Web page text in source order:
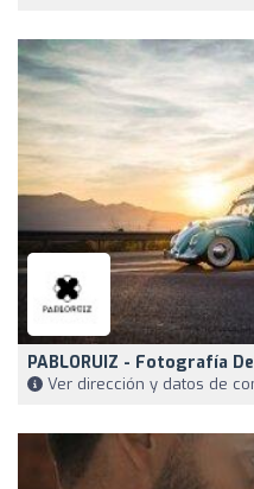
PABLORUIZ - Fotografía
Ver dirección y datos de